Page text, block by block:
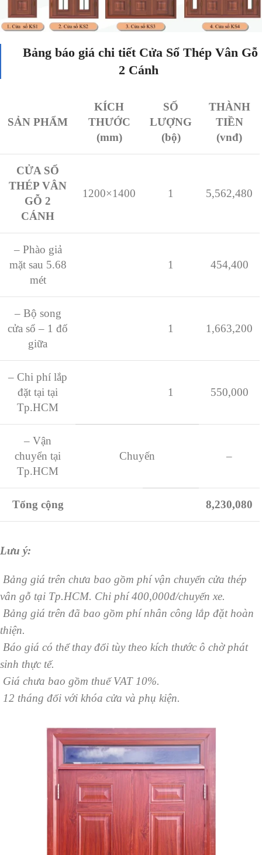
Bảng báo giá chi tiết Cửa Sổ Thép Vân Gỗ
2 Cánh
SẢN PHẨM
KÍCH
THƯỚC
(mm)
SỐ
LƯỢNG
(bộ)
THÀNH
TIỀN
(vnđ)
CỬA SỔ
THÉP VÂN
GỖ 2
CÁNH
1200×1400 1 5,562,480
– Phào giả
mặt sau 5.68
mét
1 454,400
– Bộ song
cửa sổ – 1 đố
giữa
1 1,663,200
– Chi phí lắp
đặt tại tại
Tp.HCM
1 550,000
– Vận
chuyển tại
Tp.HCM
Chuyến –
Tổng cộng 8,230,080
Lưu ý:
Bảng giá trên chưa bao gồm phí vận chuyển cửa thép
vân gỗ tại Tp.HCM. Chi phí 400,000đ/chuyến xe.
Bảng giá trên đã bao gồm phí nhân công lắp đặt hoàn
thiện.
Báo giá có thể thay đổi tùy theo kích thước ô chờ phát
sinh thực tế.
Giá chưa bao gồm thuế VAT 10%.
12 tháng đối với khóa cửa và phụ kiện.